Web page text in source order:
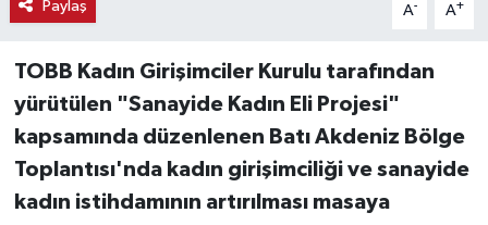
Paylaş A- A+
TOBB Kadın Girişimciler Kurulu tarafından
yürütülen "Sanayide Kadın Eli Projesi"
kapsamında düzenlenen Batı Akdeniz Bölge
Toplantısı'nda kadın girişimciliği ve sanayide
kadın istihdamının artırılması masaya
Spor
Teknoloji
Vasıta